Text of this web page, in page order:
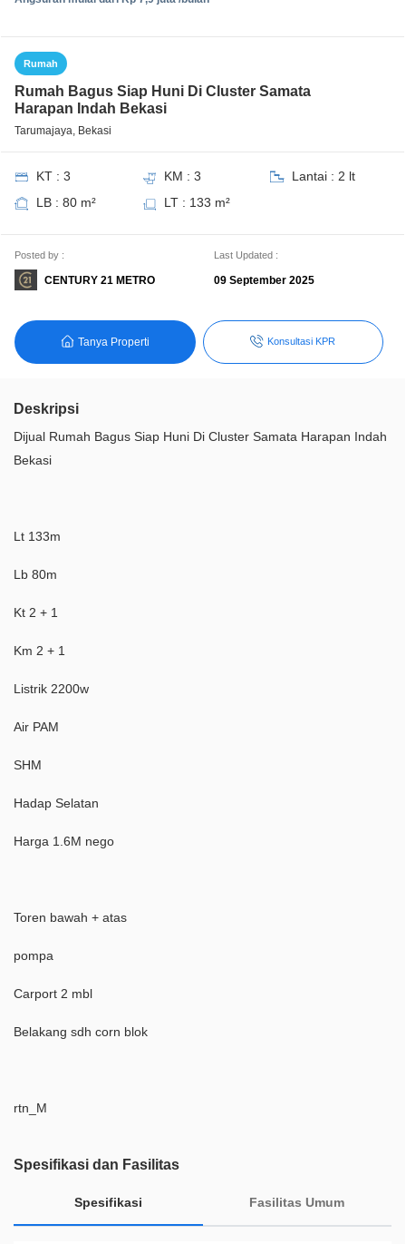
Rumah
Rumah Bagus Siap Huni Di Cluster Samata
Harapan Indah Bekasi
Tarumajaya, Bekasi
KT : 3 KM : 3
Lantai : 2 lt
LB : 80 m²
LT : 133 m²
Posted by :
CENTURY 21 METRO
Last Updated :
09 September 2025
Tanya Properti Konsultasi KPR
Deskripsi
Dijual Rumah Bagus Siap Huni Di Cluster Samata Harapan Indah
Bekasi
Lt 133m
Lb 80m
Kt 2 + 1
Km 2 + 1
Listrik 2200w
Air PAM
SHM
Hadap Selatan
Harga 1.6M nego
Toren bawah + atas
pompa
Carport 2 mbl
Belakang sdh corn blok
rtn_M
Spesifikasi dan Fasilitas
Spesifikasi Fasilitas Umum